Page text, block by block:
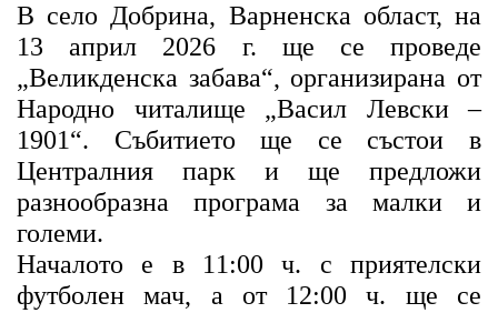
В село Добрина, Варненска област, на
13 април 2026 г. ще се проведе
„Великденска забава“, организирана от
Народно читалище „Васил Левски –
1901“. Събитието ще се състои в
Централния парк и ще предложи
разнообразна програма за малки и
големи.
Началото е в 11:00 ч. с приятелски
футболен мач, а от 12:00 ч. ще се